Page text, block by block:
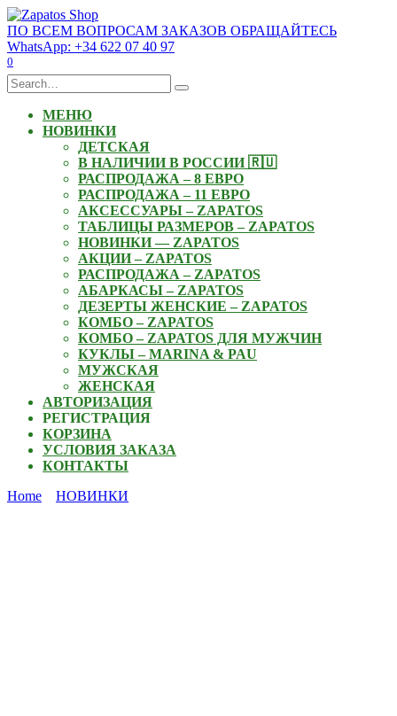
Skip
to
content
ПО ВСЕМ ВОПРОСАМ ЗАКАЗОВ ОБРАЩАЙТЕСЬ
WhatsApp: +34 622 07 40 97
0
Search
for:
МЕНЮ
НОВИНКИ
ДЕТСКАЯ
В НАЛИЧИИ В РОССИИ 🇷🇺
РАСПРОДАЖА – 8 ЕВРО
РАСПРОДАЖА – 11 ЕВРО
АКСЕССУАРЫ – ZAPATOS
ТАБЛИЦЫ РАЗМЕРОВ – ZAPATOS
НОВИНКИ — ZAPATOS
АКЦИИ – ZAPATOS
РАСПРОДАЖА – ZAPATOS
АБАРКАСЫ – ZAPATOS
ДЕЗЕРТЫ ЖЕНСКИЕ – ZAPATOS
КОМБО – ZAPATOS
КОМБО – ZAPATOS ДЛЯ МУЖЧИН
КУКЛЫ – MARINA & PAU
МУЖСКАЯ
ЖЕНСКАЯ
АВТОРИЗАЦИЯ
РЕГИСТРАЦИЯ
КОРЗИНА
УСЛОВИЯ ЗАКАЗА
КОНТАКТЫ
Home
НОВИНКИ